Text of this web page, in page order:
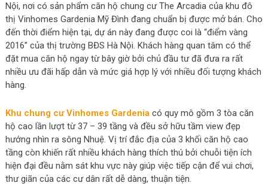
Nội, nơi có sản phẩm căn hộ chung cư The Arcadia của khu đô
thị Vinhomes Gardenia Mỹ Đình đang chuẩn bị được mở bán. Cho
đến thời điểm hiện tại, dự án này đang được coi là “điểm vàng
2016” của thị trường BĐS Hà Nội. Khách hàng quan tâm có thể
đặt mua căn hộ ngay từ bây giờ bởi chủ đầu tư đã đưa ra rất
nhiều ưu đãi hấp dẫn và mức giá hợp lý với nhiều đối tượng khách
hàng.
Khu chung cư Vinhomes Gardeniacó quy mô gồm 3 tòa căn
hộ cao lần lượt từ 37 – 39 tầng và đều sở hữu tầm view đẹp
hướng nhìn ra sông Nhuệ. Vị trí đắc địa của 3 khối căn hộ cao
tầng còn khiến rất nhiều khách hàng thích thú bởi chuỗi tiện ích
hiện đại đều nằm sát khu vực này giúp việc tiếp cận để vui chơi,
thư giãn của các cư dân rất dễ dàng, thuận tiện.